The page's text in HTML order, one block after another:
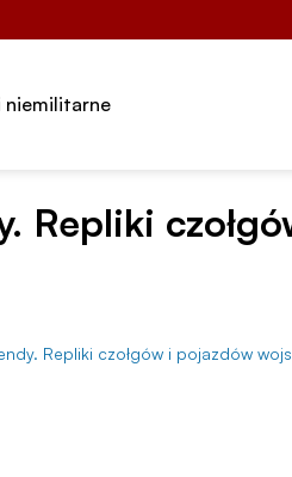
niemilitarne
Repliki
Repliki czołgów i pojazdów